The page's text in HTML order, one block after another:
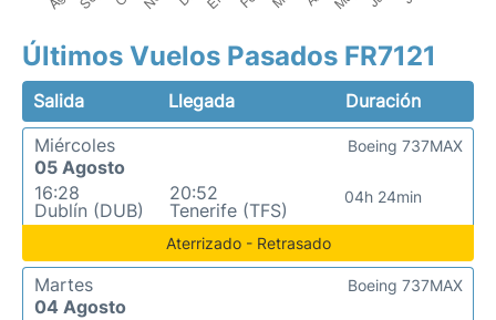
Últimos Vuelos Pasados FR7121
Salida Llegada
Duración
Miércoles
05 Agosto
16:28
Dublín (DUB)
20:52
Tenerife (TFS)
04h 24min
Boeing 737MAX
Aterrizado - Retrasado
Martes
04 Agosto
Boeing 737MAX